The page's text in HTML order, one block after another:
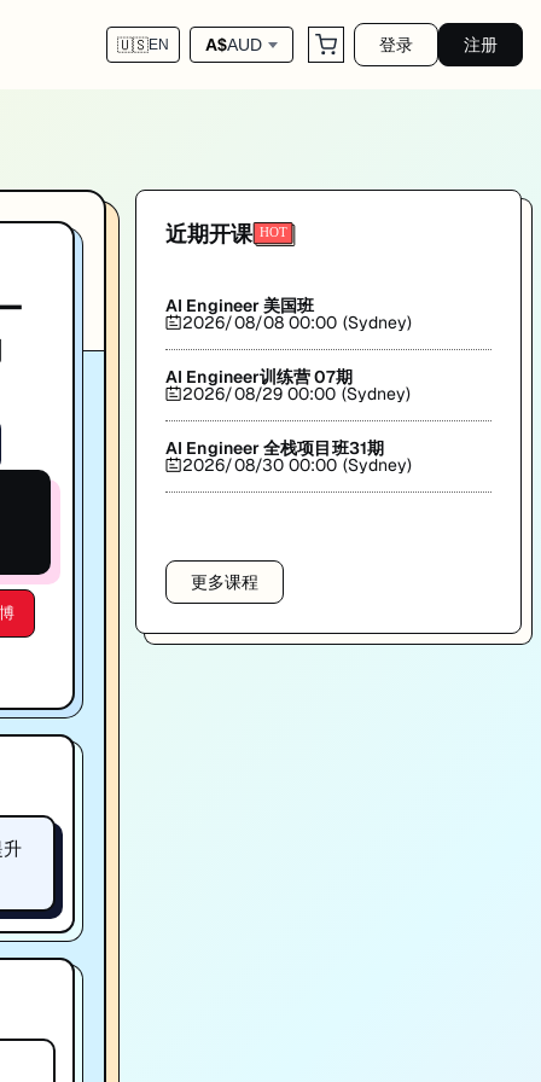
🇺🇸EN A$AUD 登录 注册
求职。匠人学院(JR Academy)出品。
近期开课
AI Engineer 美国班
2026/08/08 00:00 (Sydney)
AI Engineer训练营 07期
2026/08/29 00:00 (Sydney)
AI Engineer 全栈项目班31期
2026/08/30 00:00 (Sydney)
更多课程